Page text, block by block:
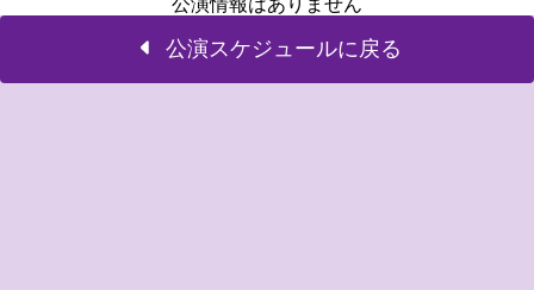
公演情報はありません
公演スケジュールに戻る